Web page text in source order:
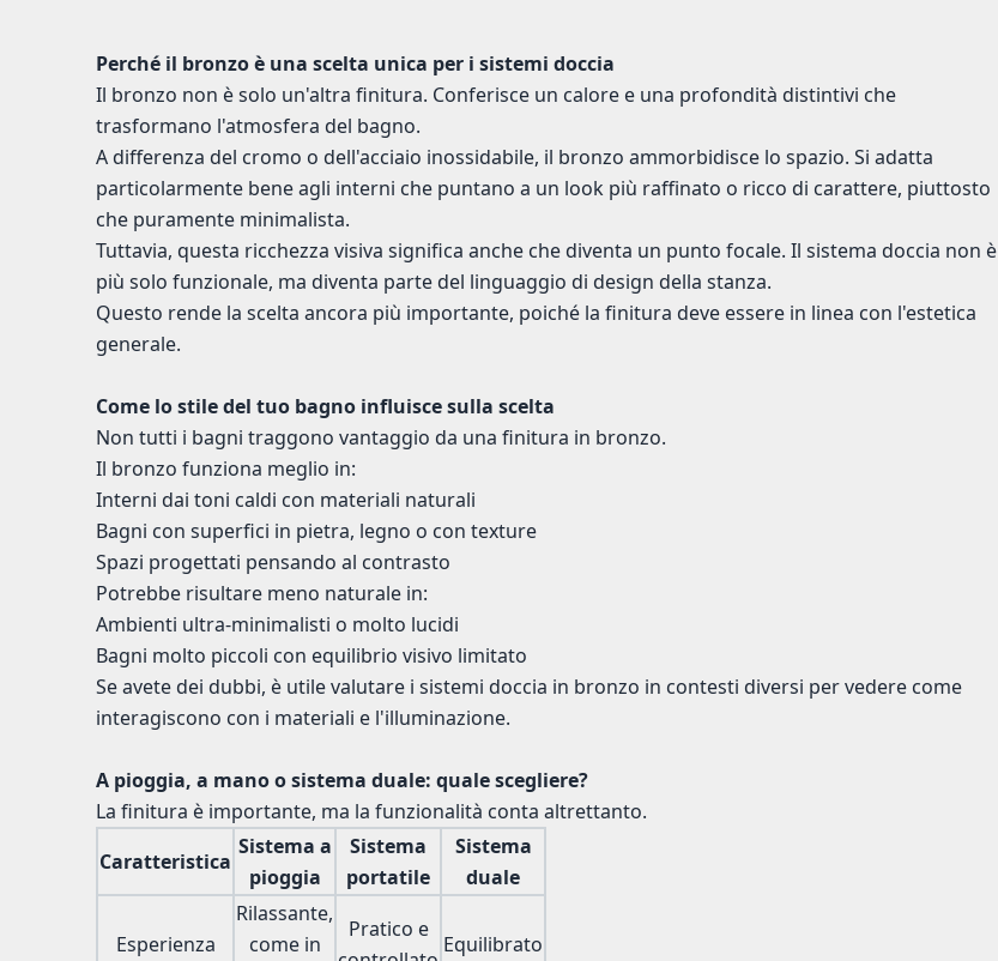
Perché il bronzo è una scelta unica per i sistemi doccia
Il bronzo non è solo un'altra finitura. Conferisce un calore e una profondità distintivi che
trasformano l'atmosfera del bagno.
A differenza del cromo o dell'acciaio inossidabile, il bronzo ammorbidisce lo spazio. Si adatta
particolarmente bene agli interni che puntano a un look più raffinato o ricco di carattere, piuttosto
che puramente minimalista.
Tuttavia, questa ricchezza visiva significa anche che diventa un punto focale. Il sistema doccia non è
più solo funzionale, ma diventa parte del linguaggio di design della stanza.
Questo rende la scelta ancora più importante, poiché la finitura deve essere in linea con l'estetica
generale.
Come lo stile del tuo bagno influisce sulla scelta
Non tutti i bagni traggono vantaggio da una finitura in bronzo.
Il bronzo funziona meglio in:
Interni dai toni caldi con materiali naturali
Bagni con superfici in pietra, legno o con texture
Spazi progettati pensando al contrasto
Potrebbe risultare meno naturale in:
Ambienti ultra-minimalisti o molto lucidi
Bagni molto piccoli con equilibrio visivo limitato
Se avete dei dubbi, è utile valutare i sistemi doccia in bronzo in contesti diversi per vedere come
interagiscono con i materiali e l'illuminazione.
A pioggia, a mano o sistema duale: quale scegliere?
La finitura è importante, ma la funzionalità conta altrettanto.
Caratteristica
Sistema a
pioggia
Sistema
portatile
Sistema
duale
Esperienza
Rilassante,
come in
Pratico e
Equilibrato